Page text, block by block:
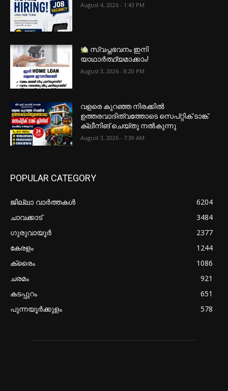
August 4, 2026 - 1:43 PM
സ്വപ്നഭവനം ഇനി
യാഥാർത്ഥ്യമാക്കാം!
August 3, 2026 - 8:20 PM
വളരെ കുറഞ്ഞ നിരക്കിൽ
ഉത്തരവാദിത്വത്തോടെ സെപ്റ്റിക് ടാങ്ക്
ക്ലീനിങ് ചെയ്തു നൽകുന്നു
August 3, 2026 - 7:39 AM
POPULAR CATEGORY
ജില്ലാ വാർത്തകൾ
6204
ചാവക്കാട്
3484
ഗുരുവായൂർ
2377
കേരളം
1244
ക്രൈം
1086
ചരമം
921
കടപ്പുറം
651
പുന്നയൂർക്കുളം
578